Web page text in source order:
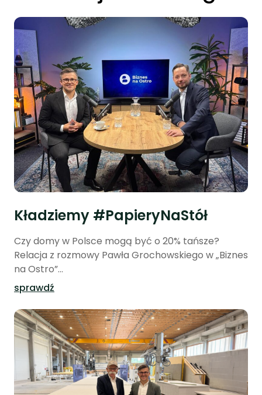
Kładziemy #PapieryNaStół
Czy domy w Polsce mogą być o 20% tańsze?
Relacja z rozmowy Pawła Grochowskiego w „Biznes
na Ostro”...
sprawdź